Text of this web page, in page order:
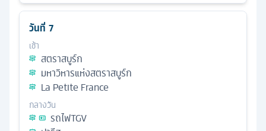
วันที่ 7
เช้า
สตราสบูร์ก
มหาวิหารแห่งสตราสบูร์ก
La Petite France
กลางวัน
รถไฟTGV